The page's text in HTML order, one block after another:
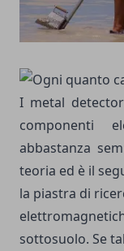
I metal
componenti
abbastanza
teoria ed è il
la piastra di
sottosuolo. Se